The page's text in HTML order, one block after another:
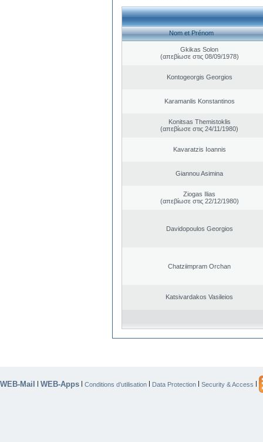
Nom et Prénom
Gkikas Solon
(απεβίωσε στις 08/09/1978)
Kontogeorgis Georgios
Karamanlis Konstantinos
Konitsas Themistoklis
(απεβίωσε στις 24/11/1980)
Kavaratzis Ioannis
Giannou Asimina
Ziogas Ilias
(απεβίωσε στις 22/12/1980)
Davidopoulos Georgios
Chatziimpram Orchan
Katsivardakos Vasileios
WEB-Mail | WEB-Apps | Conditions d’utilisation | Data Protection | Security & Access |